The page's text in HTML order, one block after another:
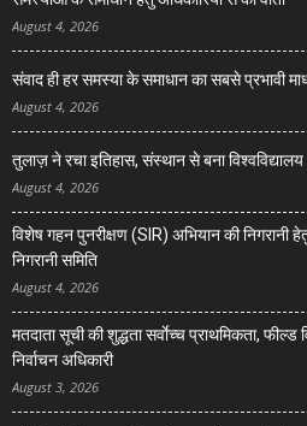
August 4, 2026
संवाद ही हर समस्या के समाधान का सबसे प्रभावी
August 4, 2026
तुलाज़ ने रचा इतिहास, संस्थान से बना विश्वविद्यालय
August 4, 2026
विशेष गहन पुनरीक्षण (SIR) अभियान की निगरानी
निगरानी समिति
August 4, 2026
मतदाता सूची की शुद्धता सर्वाेच्च प्राथमिकता,
निर्वाचन अधिकारी
August 3, 2026